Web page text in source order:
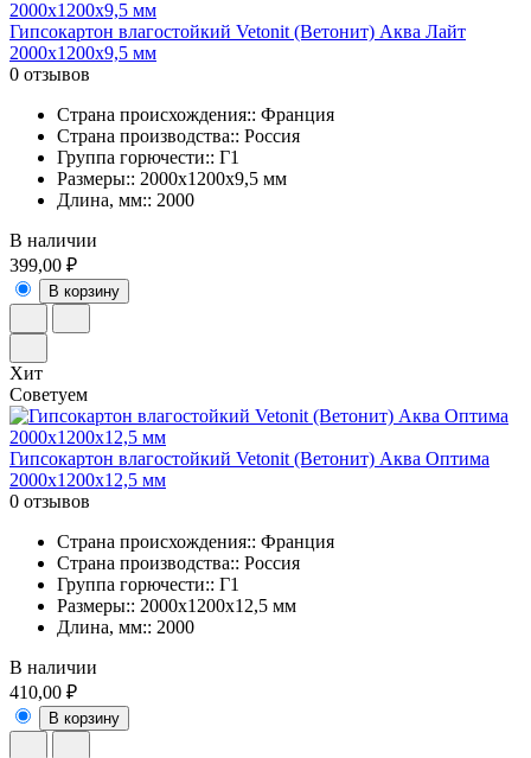
Гипсокартон влагостойкий Vetonit (Ветонит) Аква Лайт
2000х1200х9,5 мм
0 отзывов
Страна происхождения:: Франция
Страна производства:: Россия
Группа горючести:: Г1
Размеры:: 2000х1200х9,5 мм
Длина, мм:: 2000
В наличии
399,00 ₽
В корзину
Хит
Советуем
Гипсокартон влагостойкий Vetonit (Ветонит) Аква Оптима
2000х1200х12,5 мм
0 отзывов
Страна происхождения:: Франция
Страна производства:: Россия
Группа горючести:: Г1
Размеры:: 2000х1200х12,5 мм
Длина, мм:: 2000
В наличии
410,00 ₽
В корзину